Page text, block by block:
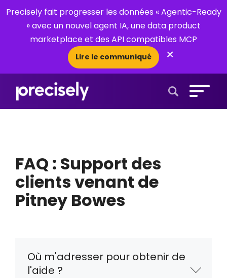
Precisely fait progresser les données « Agentic-Ready
» avec un nouvel agent IA, une data product
marketplace et des API compatibles MCP
Lire le communiqué ×
FAQ : Support des
clients venant de
Pitney Bowes
Où m'adresser pour obtenir de
l'aide ?